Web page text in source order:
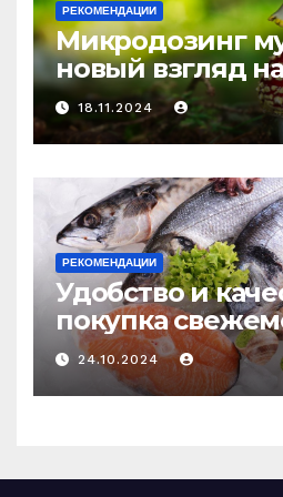
РЕКОМЕНДАЦИИ
Микродозинг
новый взгляд на
психоделику
18.11.2024
РЕКОМЕНДАЦИИ
Удобство и
покупка
рыбы онлайн
24.10.2024